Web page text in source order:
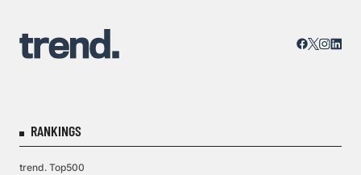
RANKINGS
trend. Top500